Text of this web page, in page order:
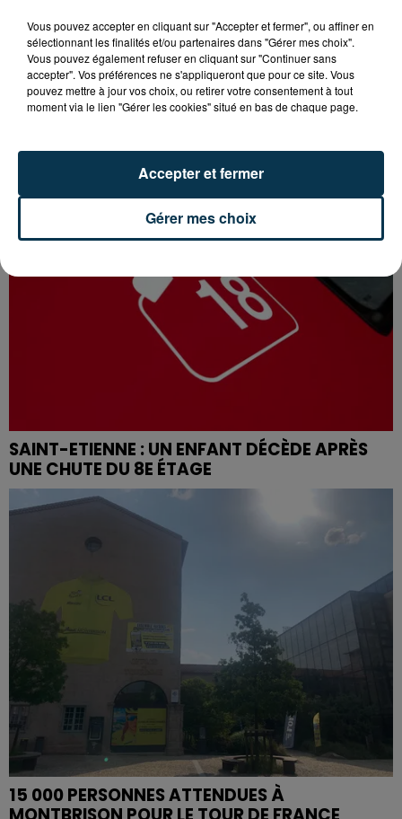
FOREZTIVAL : DROGUÉ ET TENANT DES
SAINT-ETIENNE : UN ENFANT DÉCÈDE APRÈS
UNE CHUTE DU 8E ÉTAGE
15 000 PERSONNES ATTENDUES À
Vous pouvez accepter en cliquant sur "Accepter et fermer", ou affiner en
sélectionnant les finalités et/ou partenaires dans "Gérer mes choix".
Vous pouvez également refuser en cliquant sur "Continuer sans
accepter". Vos préférences ne s'appliqueront que pour ce site. Vous
pouvez mettre à jour vos choix, ou retirer votre consentement à tout
moment via le lien "Gérer les cookies" situé en bas de chaque page.
Gérer mes choix
Accepter et fermer